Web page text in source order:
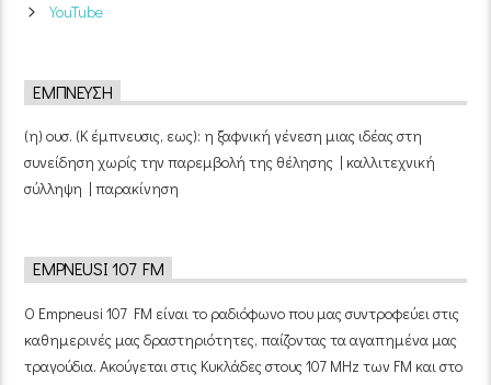
YouTube
ΈΜΠΝΕΥΣΗ
(η) ουσ. (Κ έμπνευσις, εως): η ξαφνική γένεση μιας ιδέας στη
συνείδηση χωρίς την παρεμβολή της θέλησης | καλλιτεχνική
σύλληψη | παρακίνηση
EMPNEUSI 107 FM
Ο Empneusi 107 FM είναι το ραδιόφωνο που μας συντροφεύει στις
καθημερινές μας δραστηριότητες, παίζοντας τα αγαπημένα μας
τραγούδια. Ακούγεται στις Κυκλάδες στους 107 MHz των FM και στο